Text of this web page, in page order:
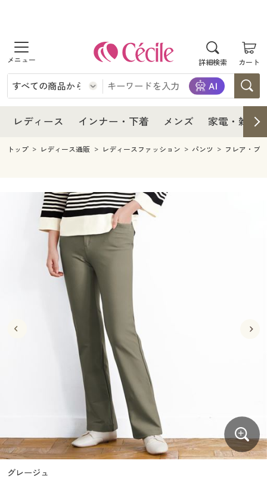
詳細検索 カート
商品を探す
レディース
レディースファッション
インナー・下着
インナー・下着通販すべて
メンズ下着
ジュニア・ティーンズ下着
メンズ
メンズファッション
メンズ下着
家電・雑貨すべて
キッチン・雑貨・日用品
寝具・インテリア・家具
寝具・インテリア・家具通販すべて
家具・収納
カーテン・ラグ・ファブリック
美容・健康
美容・健康通販すべて
美容・健康・サプリメント
制服・スクール
制服・スクールすべて
ジュニア・ティーンズ下着
大きいサイズ
大きいサイズ通販すべて
大きいサイズ レディース服
大きいサイズ レディース下着
大きいサイズ メンズ
シークレットセール
商品カテゴリ一覧
カタログ
カタログ・チラシからのご注文
レディース インナー・下着 メンズ 家電・雑貨
レディース
レディース通販すべて
レディースファッション
インナー・下着
インナー・下着通販すべて
ジュニア・ティーンズ下着
メンズ
メンズ下着
キッチン・雑貨・日用品
寝具・インテリア・家具通販すべて
家具・収納
寝具・ベッド
カーテン・ラグ・ファブリック
美容・健康
美容・健康通販すべて
美容・健康・サプリメント
制服・スクール
制服・スクールすべて
ジュニア・ティーンズ下着
大きいサイズ
大きいサイズ通販すべて
大きいサイズ レディース服
大きいサイズ レディース下着
大きいサイズ メンズ
大きいサイズ 事務・制服
シークレットセール
商品カテゴリ一覧
カタログ・チラシからのご注文
トップ レディース通販 レディースファッション パンツ フレア・ブ
グレージュ